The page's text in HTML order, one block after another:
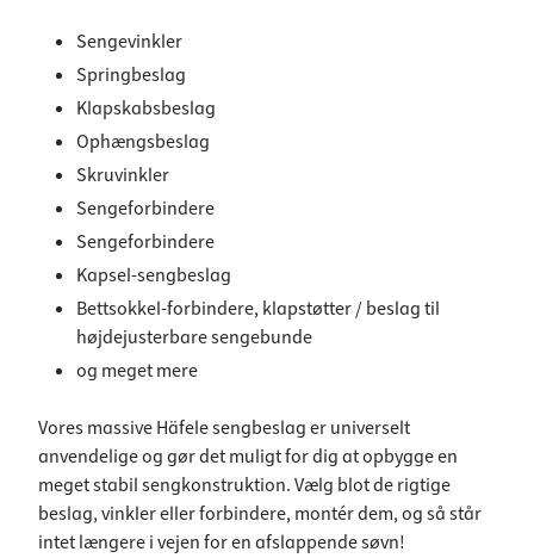
Sengevinkler
Springbeslag
Klapskabsbeslag
Ophængsbeslag
Skruvinkler
Sengeforbindere
Sengeforbindere
Kapsel-sengbeslag
Bettsokkel-forbindere, klapstøtter / beslag til
højdejusterbare sengebunde
og meget mere
Vores massive Häfele sengbeslag er universelt
anvendelige og gør det muligt for dig at opbygge en
meget stabil sengkonstruktion. Vælg blot de rigtige
beslag, vinkler eller forbindere, montér dem, og så står
intet længere i vejen for en afslappende søvn!